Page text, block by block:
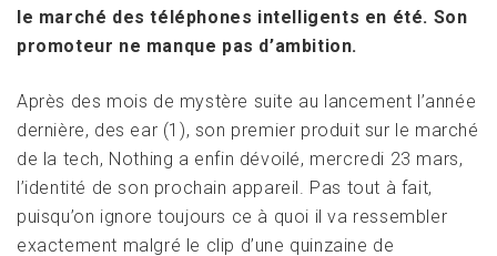
le marché des téléphones intelligents en été. Son
promoteur ne manque pas d’ambition.
Après des mois de mystère suite au lancement l’année
dernière, des ear (1), son premier produit sur le marché
de la tech, Nothing a enfin dévoilé, mercredi 23 mars,
l’identité de son prochain appareil. Pas tout à fait,
puisqu’on ignore toujours ce à quoi il va ressembler
exactement malgré le clip d’une quinzaine de